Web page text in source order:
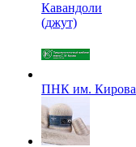
Кавандоли
(джут)
ПНК им. Кирова